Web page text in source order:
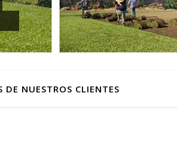
DE NUESTROS CLIENTES